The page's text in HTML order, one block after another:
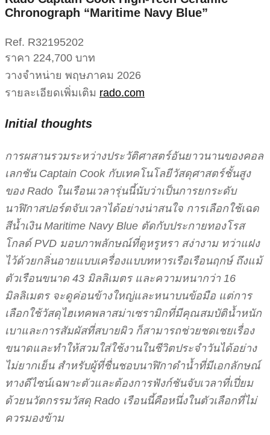
Chronograph “Maritime Navy Blue”
Ref. R32195202
ราคา 224,700 บาท
วางจำหน่าย พฤษภาคม 2026
รายละเอียดเพิ่มเติม rado.com
Initial thoughts
การผสานรวมระหว่างประวัติศาสตร์อันยาวนานของคอล
เลกชัน Captain Cook กับเทคโนโลยีวัสดุศาสตร์ชั้นสูง
ของ Rado ในเรือนเวลารุ่นนี้นับว่าเป็นการยกระดับ
นาฬิกาสปอร์ตจับเวลาได้อย่างน่าสนใจ การเลือกใช้เฉด
สีน้ำเงิน Maritime Navy Blue ตัดกับประกายทองโรส
โกลด์ PVD มอบภาพลักษณ์ที่ดูหรูหรา สง่างาม ทว่าแฝง
ไว้ด้วยกลิ่นอายแบบเครื่องแบบทหารเรือเรือนฤกษ์ ถึงแม้
ตัวเรือนขนาด 43 มิลลิเมตร และความหนากว่า 16
มิลลิเมตร จะดูค่อนข้างใหญ่และหนาบนข้อมือ แต่การ
เลือกใช้วัสดุไฮเทคพลาสม่าเซรามิกที่มีคุณสมบัติน้ำหนัก
เบาและการสัมผัสที่สบายผิว ก็สามารถช่วยชดเชยเรื่อง
ขนาดและทำให้สวมใส่ใช้งานในชีวิตประจำวันได้อย่าง
ไม่ยากเย็น สำหรับผู้ที่ชื่นชอบนาฬิกาดำน้ำที่มีเอกลักษณ์
ทางดีไซน์เฉพาะตัวและต้องการฟังก์ชันจับเวลาที่เปี่ยม
ด้วยนวัตกรรมวัสดุ Rado เรือนนี้คือหนึ่งในตัวเลือกที่ไม่
ควรมองข้าม